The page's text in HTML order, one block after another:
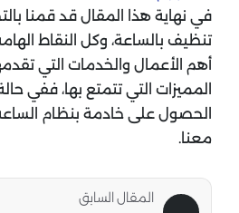
في نهاية هذا المقال قد قمنا
تنظيف بالساعة، وكل النقاط
أهم الأعمال والخدمات التي
المميزات التي تتمتع بها، ففي
الحصول على خادمة بنظام
معنا.
المقال السابق